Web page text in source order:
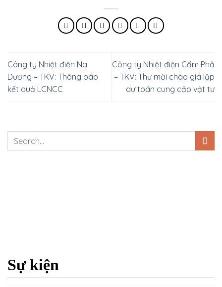
Công ty Nhiệt điện Na
Dương – TKV: Thông báo
kết quả LCNCC
Công ty Nhiệt điện Cẩm Phả
– TKV: Thư mời chào giá lập
dự toán cung cấp vật tư
Sự kiện